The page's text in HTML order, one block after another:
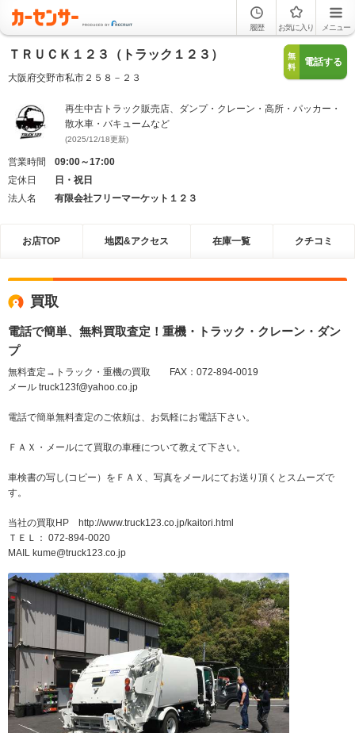
履歴 お気に入り メニュー
ＴＲＵＣＫ１２３（トラック１２３）
大阪府交野市私市２５８－２３
無
料
電話する
再生中古トラック販売店、ダンプ・クレーン・高所・パッカー・
散水車・バキュームなど
(2025/12/18更新)
営業時間
09:00～17:00
定休日
日・祝日
法人名
有限会社フリーマーケット１２３
お店TOP 地図&アクセス 在庫一覧 クチコミ
買取
電話で簡単、無料買取査定！重機・トラック・クレーン・ダン
プ
無料査定→トラック・重機の買取 FAX：072-894-0019
メール truck123f@yahoo.co.jp
電話で簡単無料査定のご依頼は、お気軽にお電話下さい。
ＦＡＸ・メールにて買取の車種について教えて下さい。
車検書の写し(コピー）をＦＡＸ、写真をメールにてお送り頂くとスムーズで
す。
当社の買取HP http://www.truck123.co.jp/kaitori.html
ＴＥＬ： 072-894-0020
MAIL kume@truck123.co.jp